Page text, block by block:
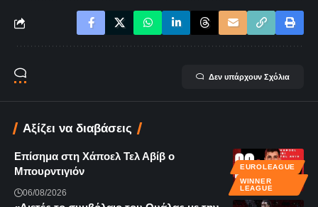
Δεν υπάρχουν Σχόλια
Αξίζει να διαβάσεις
EUROLEAGUE
WINNER
LEAGUE
Επίσημα στη Χάποελ Τελ Αβίβ ο
Μπουρντιγιόν
06/08/2026